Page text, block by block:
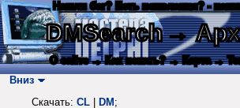
Нашли баг? Есть пожелания? -
DMSearch→
О сайте → Как искать? → Карта →
Вниз
Скачать: CL DM ;